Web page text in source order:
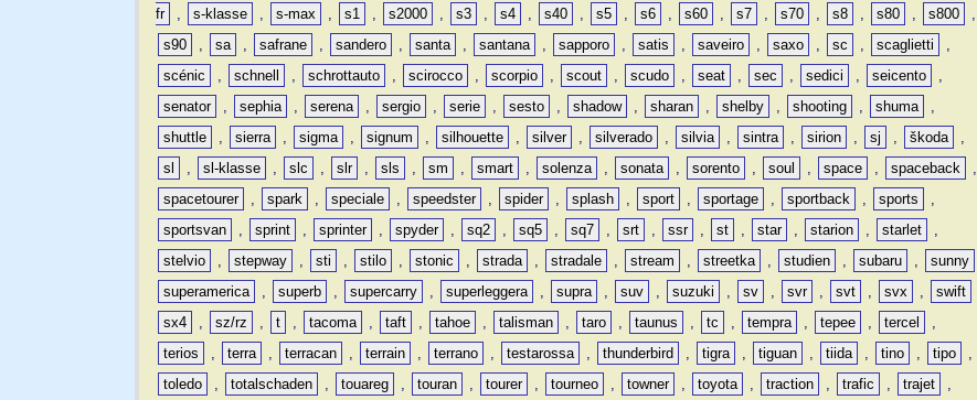
fr
, s-klasse , s-max , s1 , s2000 , s3 , s4 , s40 , s5 , s6 , s60 , s7 , s70 , s8 , s80 , s800
,
s90
, sa , safrane , sandero , santa , santana , sapporo , satis , saveiro , saxo , sc , scaglietti
,
scénic
, schnell , schrottauto , scirocco , scorpio , scout , scudo , seat , sec , sedici , seicento
,
senator
, sephia , serena , sergio , serie , sesto , shadow , sharan , shelby , shooting , shuma
,
shuttle
, sierra , sigma , signum , silhouette , silver , silverado , silvia , sintra , sirion , sj , škoda
,
sl
, sl-klasse , slc , slr , sls , sm , smart , solenza , sonata , sorento , soul , space , spaceback
,
spacetourer
, spark , speciale , speedster , spider , splash , sport , sportage , sportback , sports
,
sportsvan
, sprint , sprinter , spyder , sq2 , sq5 , sq7 , srt , ssr , st , star , starion , starlet
,
stelvio
, stepway , sti , stilo , stonic , strada , stradale , stream , streetka , studien , subaru , sunny
superamerica
, superb , supercarry , superleggera , supra , suv , suzuki , sv , svr , svt , svx , swift
sx4
, sz/rz , t , tacoma , taft , tahoe , talisman , taro , taunus , tc , tempra , tepee , tercel
,
terios
, terra , terracan , terrain , terrano , testarossa , thunderbird , tigra , tiguan , tiida , tino , tipo
,
toledo
, totalschaden , touareg , touran , tourer , tourneo , towner , toyota , traction , trafic , trajet
,